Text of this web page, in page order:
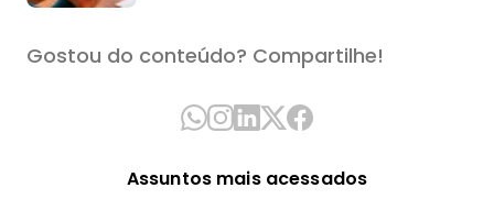
Gostou do conteúdo? Compartilhe!
Assuntos mais acessados